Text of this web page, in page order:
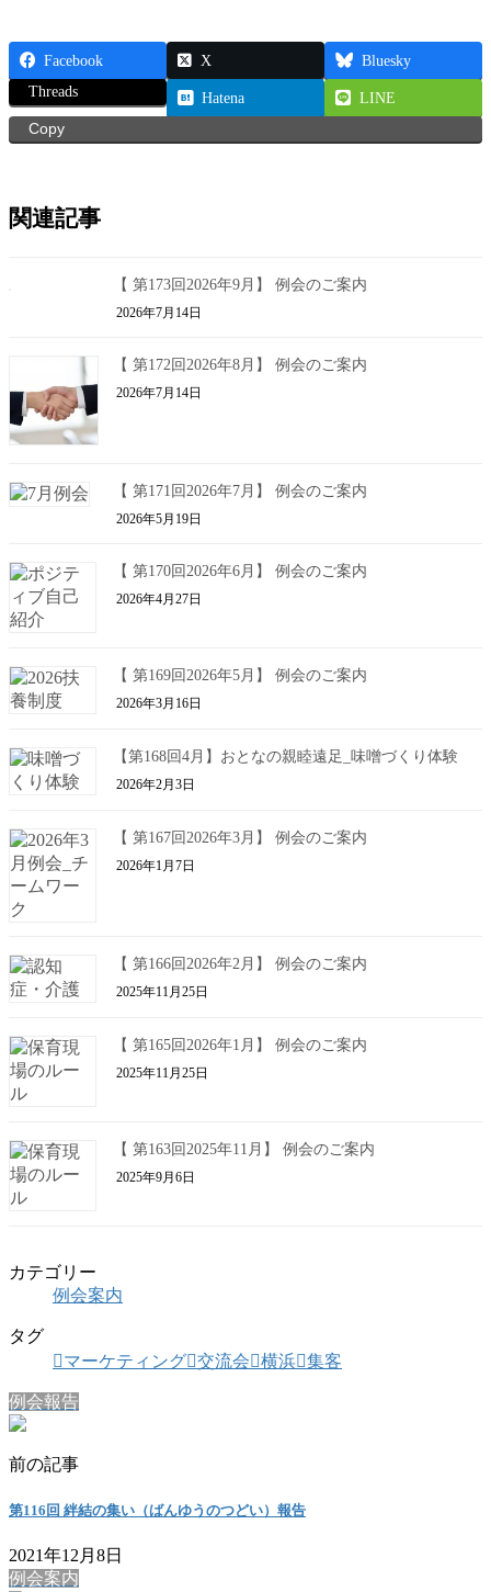
Facebook X
Bluesky
Threads
Hatena
LINE
Copy
関連記事
【 第173回2026年9月】 例会のご案内
2026年7月14日
【 第172回2026年8月】 例会のご案内
2026年7月14日
【 第171回2026年7月】 例会のご案内
2026年5月19日
【 第170回2026年6月】 例会のご案内
2026年4月27日
【 第169回2026年5月】 例会のご案内
2026年3月16日
【第168回4月】おとなの親睦遠足_味噌づくり体験
2026年2月3日
【 第167回2026年3月】 例会のご案内
2026年1月7日
【 第166回2026年2月】 例会のご案内
2025年11月25日
【 第165回2026年1月】 例会のご案内
2025年11月25日
【 第163回2025年11月】 例会のご案内
2025年9月6日
カテゴリー
例会案内
タグ
マーケティング 交流会 横浜 集客
例会報告
前の記事
第116回 絆結の集い（ばんゆうのつどい）報告
2021年12月8日
例会案内